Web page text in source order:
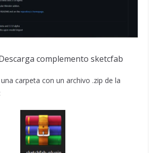
complemento sketcfab
carpeta con un archivo .zip de la